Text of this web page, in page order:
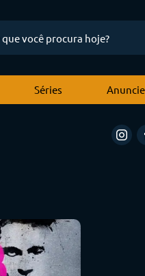
Séries Anuncie